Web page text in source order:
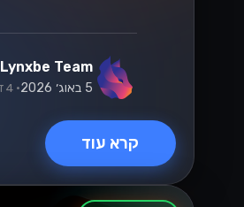
Lynxbe Team
5 באוג׳ 2026 • 4 דק׳ קריאה
קרא עוד